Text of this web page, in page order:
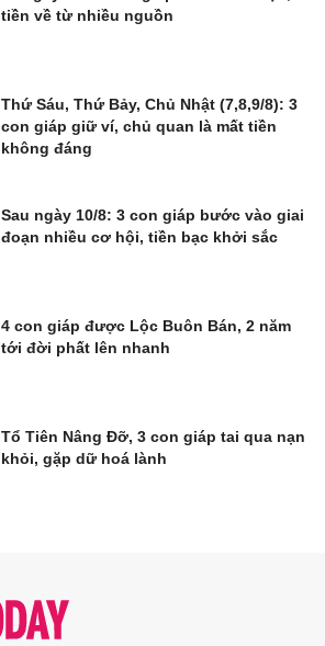
tiền về từ nhiều nguồn
Thứ Sáu, Thứ Bảy, Chủ Nhật (7,8,9/8): 3
con giáp giữ ví, chủ quan là mất tiền
không đáng
Sau ngày 10/8: 3 con giáp bước vào giai
đoạn nhiều cơ hội, tiền bạc khởi sắc
4 con giáp được Lộc Buôn Bán, 2 năm
tới đời phất lên nhanh
Tổ Tiên Nâng Đỡ, 3 con giáp tai qua nạn
khỏi, gặp dữ hoá lành